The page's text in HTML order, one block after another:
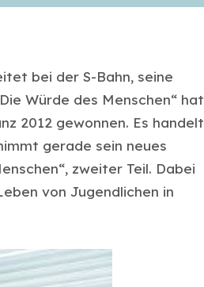
bei der S-Bahn, seine
Würde des Menschen“ hat
2012 gewonnen. Es handelt
gerade sein neues
zweiter Teil. Dabei
von Jugendlichen in